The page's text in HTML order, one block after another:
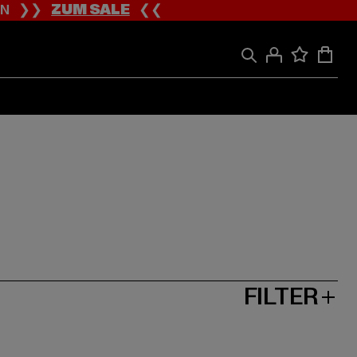
❯❯ZUM SALE❮❮
FILTER